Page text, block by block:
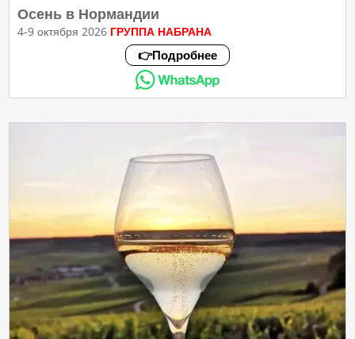
Осень в Нормандии
4-9 октября 2026 ГРУППА НАБРАНА
👉Подробнее